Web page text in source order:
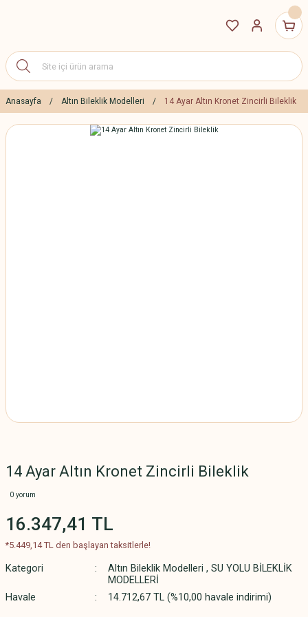
Anasayfa Altın Bileklik Modelleri 14 Ayar Altın Kronet Zincirli Bileklik
14 Ayar Altın Kronet Zincirli Bileklik
0 yorum
16.347,41 TL
*5.449,14 TL den başlayan taksitlerle!
Kategori Altın Bileklik Modelleri , SU YOLU BİLEKLİK
MODELLERİ
Havale
14.712,67 TL (%10,00 havale indirimi)